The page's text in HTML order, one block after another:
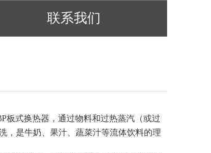
联系我们
板式换热器，通过物料和过热蒸汽（或过
，是牛奶、果汁、蔬菜汁等流体饮料的理